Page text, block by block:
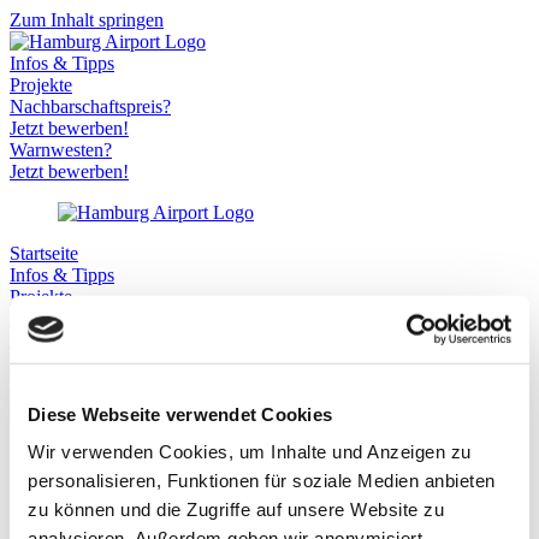
Diese Webseite verwendet Cookies
Wir verwenden Cookies, um Inhalte und Anzeigen zu
personalisieren, Funktionen für soziale Medien anbieten
zu können und die Zugriffe auf unsere Website zu
Zum Inhalt springen
Infos & Tipps
Projekte
Nachbarschaftspreis?
Jetzt bewerben!
Warnwesten?
Jetzt bewerben!
Startseite
Infos & Tipps
Projekte
Nachbarschaftspreis?
Hier bewerben!
Warnwesten?
Kultur & Sport,2025